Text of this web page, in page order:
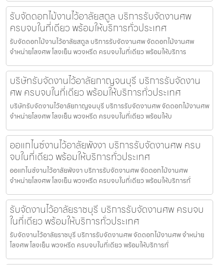
รับจัดดอกไม้งานไว้อาลัยสตูล บริการรับจัดงานศพ
ครบจบในที่เดียว พร้อมให้บริการทั่วประเทศ
รับจัดดอกไม้งานไว้อาลัยสตูล บริการรับจัดงานศพ จัดดอกไม้งานศพ
จำหน่ายโลงศพ โลงเย็น พวงหรีด ครบจบในที่เดียว พร้อมให้บริการ
บริษัทรับจัดงานไว้อาลัยกาญจนบุรี บริการรับจัดงาน
ศพ ครบจบในที่เดียว พร้อมให้บริการทั่วประเทศ
บริษัทรับจัดงานไว้อาลัยกาญจนบุรี บริการรับจัดงานศพ จัดดอกไม้งานศพ
จำหน่ายโลงศพ โลงเย็น พวงหรีด ครบจบในที่เดียว พร้อมให้บ
ออแกไนซ์งานไว้อาลัยพังงา บริการรับจัดงานศพ ครบ
จบในที่เดียว พร้อมให้บริการทั่วประเทศ
ออแกไนซ์งานไว้อาลัยพังงา บริการรับจัดงานศพ จัดดอกไม้งานศพ
จำหน่ายโลงศพ โลงเย็น พวงหรีด ครบจบในที่เดียว พร้อมให้บริการทั่
รับจัดงานไว้อาลัยราชบุรี บริการรับจัดงานศพ ครบจบ
ในที่เดียว พร้อมให้บริการทั่วประเทศ
รับจัดงานไว้อาลัยราชบุรี บริการรับจัดงานศพ จัดดอกไม้งานศพ จำหน่าย
โลงศพ โลงเย็น พวงหรีด ครบจบในที่เดียว พร้อมให้บริการทั่